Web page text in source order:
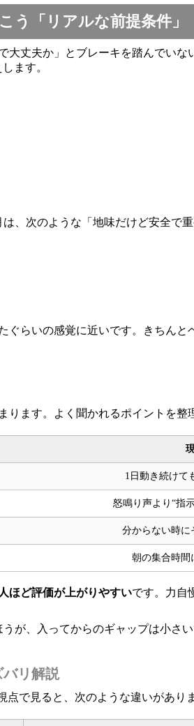
う「リアルな前提条件」
丈夫か」とブレーキを踏んでい
ます。
、次のような「地味だけど安全で
らいの感覚に近いです。きちん
ます。よく聞かれるポイントを整
1日動き続けて
怒鳴り声より“指
分からない時に
朝の集合時間
ほど評価が上がりやすいです。力自
が、入ってからのギャップは小さい
リ解説
で見ると、次のような違いがあり